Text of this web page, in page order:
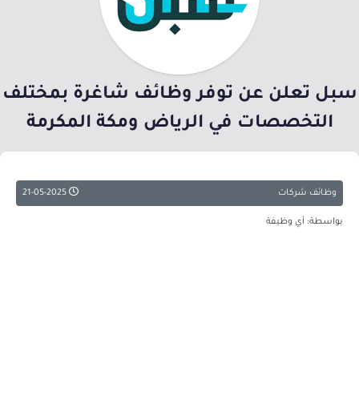
سبل تعلن عن توفر وظائف شاغرة بمختلف
التخصصات في الرياض ومكة المكرمة
وظائف شركات
بواسطة: أي وظيفة